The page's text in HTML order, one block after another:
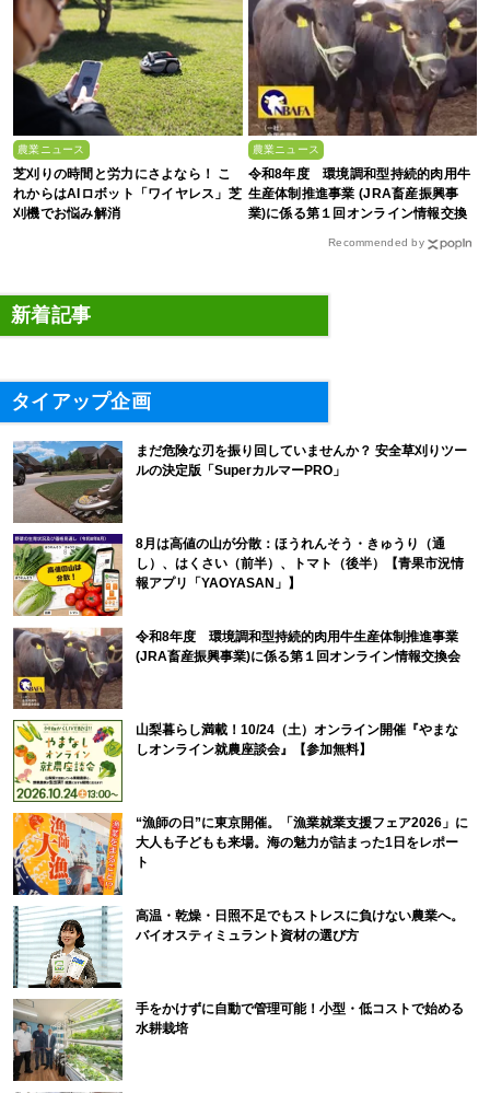
農業ニュース
芝刈りの時間と労力にさよなら！ こ
れからはAIロボット「ワイヤレス」芝
刈機でお悩み解消
農業ニュース
令和8年度 環境調和型持続的肉用牛
生産体制推進事業 (JRA畜産振興事
業)に係る第１回オンライン情報交換
Recommended by
新着記事
タイアップ企画
まだ危険な刃を振り回していませんか？ 安全草刈りツー
ルの決定版「SuperカルマーPRO」
8月は高値の山が分散：ほうれんそう・きゅうり（通
し）、はくさい（前半）、トマト（後半）【青果市況情
報アプリ「YAOYASAN」】
令和8年度 環境調和型持続的肉用牛生産体制推進事業
(JRA畜産振興事業)に係る第１回オンライン情報交換会
山梨暮らし満載！10/24（土）オンライン開催『やまな
しオンライン就農座談会』【参加無料】
“漁師の日”に東京開催。「漁業就業支援フェア2026」に
大人も子どもも来場。海の魅力が詰まった1日をレポー
ト
高温・乾燥・日照不足でもストレスに負けない農業へ。
バイオスティミュラント資材の選び方
手をかけずに自動で管理可能！小型・低コストで始める
水耕栽培